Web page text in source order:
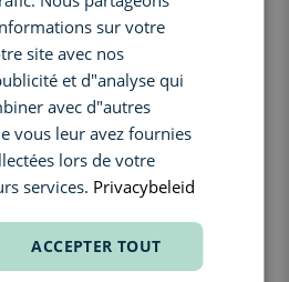
Expert Sun Protector Cream
sur votre
site avec nos
et d"analyse qui
avec d"autres
vous leur avez fournies
lors de votre
services. Privacybeleid
ACCEPTER TOUT